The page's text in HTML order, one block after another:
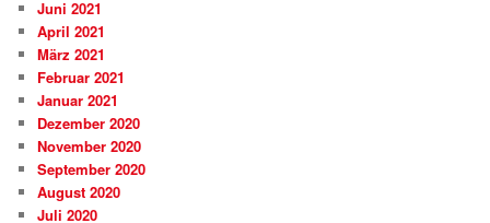
Juni 2021
April 2021
März 2021
Februar 2021
Januar 2021
Dezember 2020
November 2020
September 2020
August 2020
Juli 2020